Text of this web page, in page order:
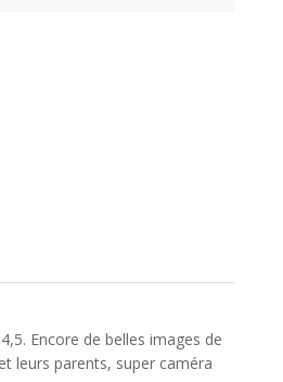
4,5. Encore de belles images de
leurs parents, super caméra